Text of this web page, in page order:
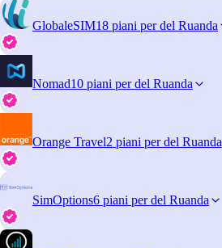
GlobaleSIM18 piani per del Ruanda
Nomad10 piani per del Ruanda
Orange Travel2 piani per del Ruanda
SimOptions6 piani per del Ruanda